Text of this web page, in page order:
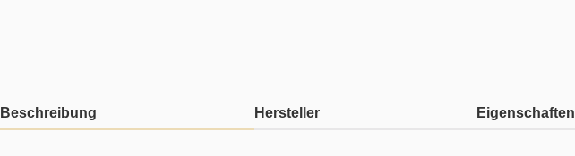
Beschreibung Hersteller Eigenschaften